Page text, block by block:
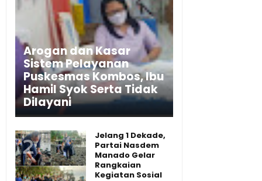
Arogan dan Kasar
Sistem Pelayanan
Puskesmas Kombos, Ibu
Hamil Syok Serta Tidak
Dilayani
Jelang 1 Dekade,
Partai Nasdem
Manado Gelar
Rangkaian
Kegiatan Sosial